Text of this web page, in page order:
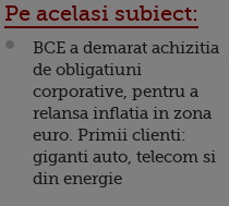
Pe acelasi subiect:
BCE a demarat achizitia
de obligatiuni
corporative, pentru a
relansa inflatia in zona
euro. Primii clienti:
giganti auto, telecom si
din energie